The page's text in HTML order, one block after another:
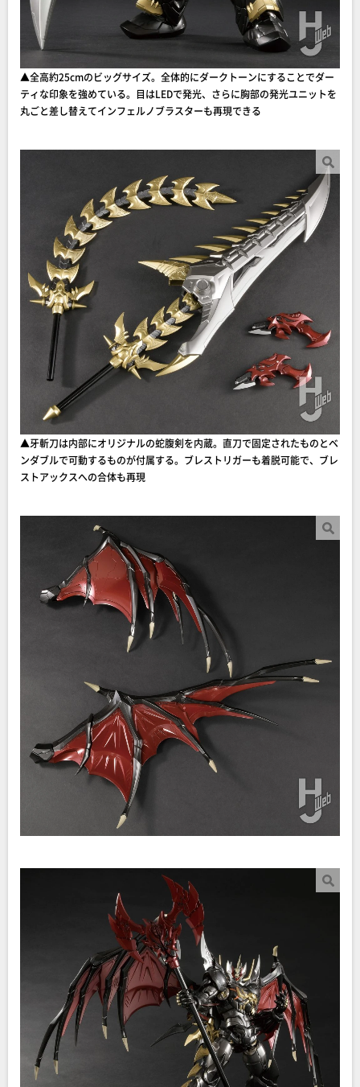
▲全高約25cmのビッグサイズ。全体的にダークトーンにすることでダー
ティな印象を強めている。目はLEDで発光、さらに胸部の発光ユニットを
丸ごと差し替えてインフェルノブラスターも再現できる
▲牙斬刀は内部にオリジナルの蛇腹剣を内蔵。直刀で固定されたものとベ
ンダブルで可動するものが付属する。ブレストリガーも着脱可能で、ブレ
ストアックスへの合体も再現